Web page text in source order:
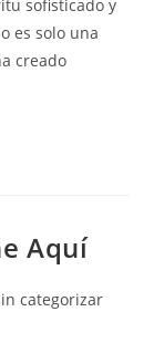
sofisticado y
es solo una
creado
Aquí
categorizar